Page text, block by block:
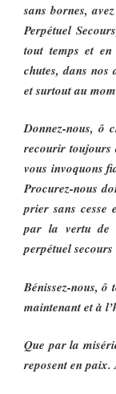
sans bornes,
Perpétuel
tout temps et
chutes, dans nos
et surtout au
Donnez-nous, ô
recourir toujours
vous invoquons
Procurez-nous
prier sans cesse
par la vertu de
perpétuel
Bénissez-nous, ô
maintenant et à
Que par la
reposent en paix.